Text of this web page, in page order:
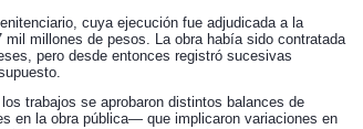
cuya ejecución fue adjudicada a la
millones de pesos. La obra había sido contratada
pero desde entonces registró sucesivas
trabajos se aprobaron distintos balances de
en la obra pública— que implicaron variaciones en